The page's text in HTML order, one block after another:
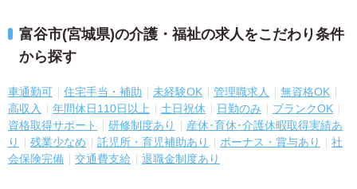
富谷市(宮城県)の介護・福祉の求人をこだわり条件
から探す
車通勤可 住宅手当・補助 未経験OK 管理職求人
無資格OK
高収入
年間休日110日以上 土日祝休 日勤のみ
ブランクOK
資格取得サポート
研修制度あり
産休･育休･介護休暇取得実績あ
り
残業少なめ 託児所・育児補助あり ボーナス・賞与あり
社
会保険完備
交通費支給 退職金制度あり